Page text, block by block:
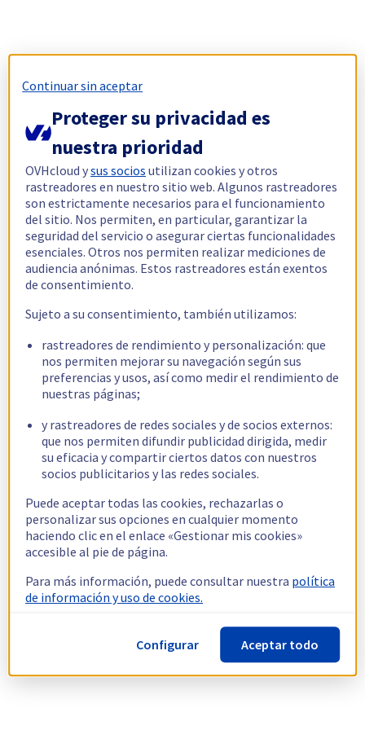
Continuar sin aceptar
Proteger su privacidad es
nuestra prioridad
OVHcloud ysus socios utilizan cookies y otros
rastreadores en nuestro sitio web. Algunos rastreadores
son estrictamente necesarios para el funcionamiento
del sitio. Nos permiten, en particular, garantizar la
seguridad del servicio o asegurar ciertas funcionalidades
esenciales. Otros nos permiten realizar mediciones de
audiencia anónimas. Estos rastreadores están exentos
de consentimiento.
Sujeto a su consentimiento, también utilizamos:
rastreadores de rendimiento y personalización: que
nos permiten mejorar su navegación según sus
preferencias y usos, así como medir el rendimiento de
nuestras páginas;
y rastreadores de redes sociales y de socios externos:
que nos permiten difundir publicidad dirigida, medir
su eficacia y compartir ciertos datos con nuestros
socios publicitarios y las redes sociales.
Puede aceptar todas las cookies, rechazarlas o
personalizar sus opciones en cualquier momento
haciendo clic en el enlace «Gestionar mis cookies»
accesible al pie de página.
Para más información, puede consultar nuestra política
de información y uso de cookies.
Configurar Aceptar todo